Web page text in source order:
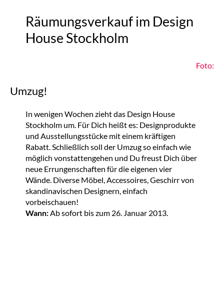
Räumungsverkauf im Design
House Stockholm
Foto:
Umzug!
In wenigen Wochen zieht das Design House
Stockholm um. Für Dich heißt es: Designprodukte
und Ausstellungsstücke mit einem kräftigen
Rabatt. Schließlich soll der Umzug so einfach wie
möglich vonstattengehen und Du freust Dich über
neue Errungenschaften für die eigenen vier
Wände. Diverse Möbel, Accessoires, Geschirr von
skandinavischen Designern, einfach
vorbeischauen!
Wann:Ab sofort bis zum 26. Januar 2013.